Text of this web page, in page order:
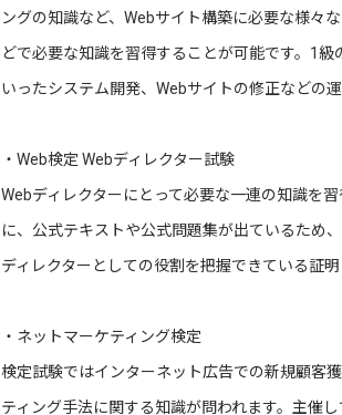
ングの知識など、Webサイト構築に必要な様々
どで必要な知識を習得することが可能です。1
いったシステム開発、Webサイトの修正などの
・Web検定 Webディレクター試験
Webディレクターにとって必要な一連の知識を
に、公式テキストや公式問題集が出ているため
ディレクターとしての役割を把握できている証
・ネットマーケティング検定
検定試験ではインターネット広告での新規顧客
ティング手法に関する知識が問われます。主催